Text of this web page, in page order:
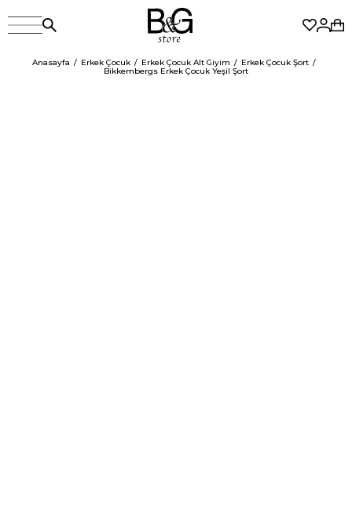
Anasayfa Erkek Çocuk Erkek Çocuk Alt Giyim
Erkek Çocuk Şort
Bikkembergs Erkek Çocuk Yeşil Şort